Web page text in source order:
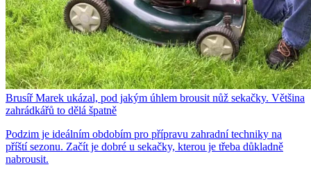
Brusíř Marek ukázal, pod jakým úhlem brousit nůž sekačky. Většina
zahrádkářů to dělá špatně
Podzim je ideálním obdobím pro přípravu zahradní techniky na
příští sezonu. Začít je dobré u sekačky, kterou je třeba důkladně
nabrousit.